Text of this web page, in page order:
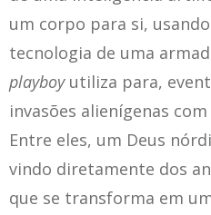
um corpo para si,
tecnologia de uma
playboyutiliza para,
invasões alienígenas
Entre eles, um Deus
vindo diretamente dos
que se transforma em